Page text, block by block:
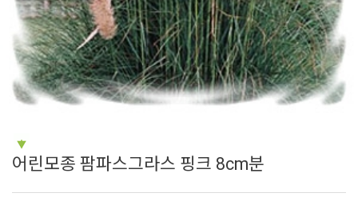
9 리갈
10 장미
어린모종 팜파스그라스 핑크 8cm분